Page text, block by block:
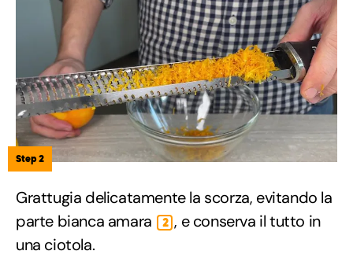
Step 2
Grattugia delicatamente la scorza, evitando la
parte bianca amara
2 , e conserva il tutto in
una ciotola.